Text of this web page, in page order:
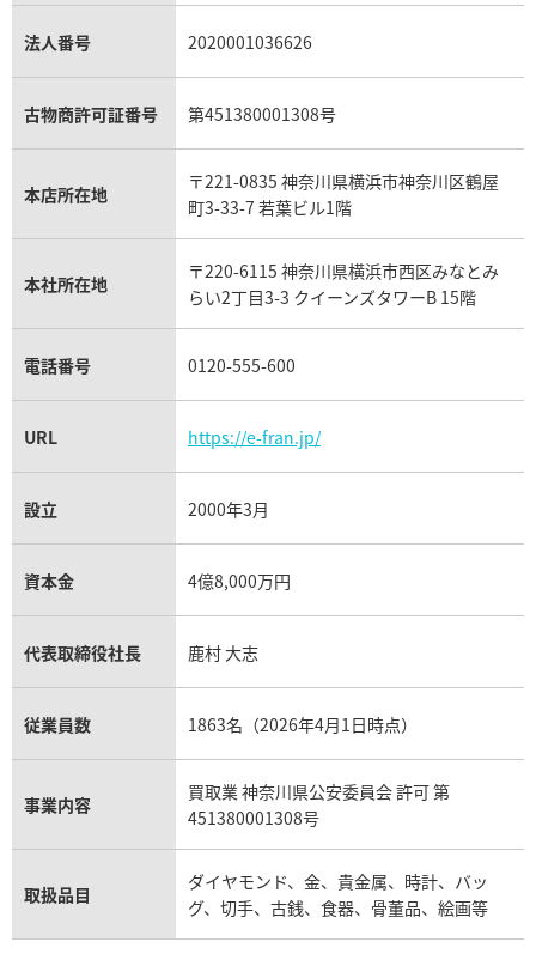
銀・シルバー買取
パラジウム買取
キャッツアイ買取
アクアマリン買取
ヴァシュロン・コンスタンタン買取
オメガ買取
カルティエ買取
フランク ミュラー買取
リシャール・ミル買取
パネライ買取
チューダー（チュードル）買取
セリーヌ買取
プラダ買取
ダミアーニ買取
モーブッサン買取
法人番号 2020001036626
古物商許可証番号 第451380001308号
本店所在地
〒221-0835 神奈川県横浜市神奈川区鶴屋
町3-33-7 若葉ビル1階
本社所在地
〒220-6115 神奈川県横浜市西区みなとみ
らい2丁目3-3 クイーンズタワーB 15階
電話番号 0120-555-600
URL https://e-fran.jp/
設立 2000年3月
資本金 4億8,000万円
代表取締役社長 鹿村 大志
従業員数 1863名（2026年4月1日時点）
事業内容
買取業 神奈川県公安委員会 許可 第
451380001308号
取扱品目
ダイヤモンド、金、貴金属、時計、バッ
グ、切手、古銭、食器、骨董品、絵画等